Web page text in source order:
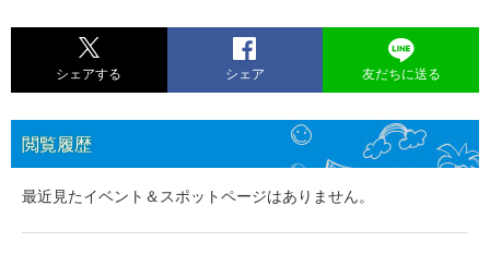
シェアする シェア 友だちに送る
閲覧履歴
最近見たイベント＆スポットページはありません。